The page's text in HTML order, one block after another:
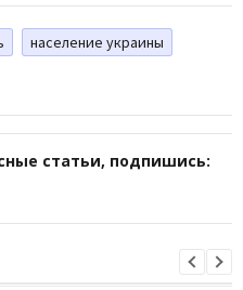
население украины
статьи, подпишись: